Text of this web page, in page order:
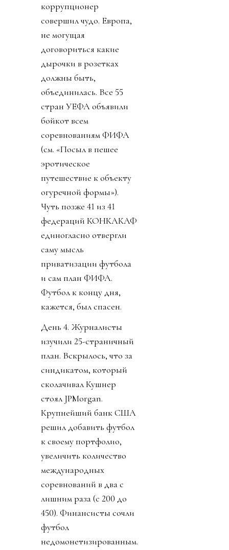
коррупционер
совершил чудо. Европа,
не могущая
договориться какие
дырочки в розетках
должны быть,
объединилась. Все 55
стран УЕФА объявили
бойкот всем
соревнованиям ФИФА
(см. «Посыл в пешее
эротическое
путешествие к объекту
огуречной формы»).
Чуть позже 41 из 41
федераций КОНКАКАФ
единогласно отвергли
саму мысль
приватизации футбола
и сам план ФИФА.
Футбол к концу дня,
кажется, был спасен.
День 4. Журналисты
изучили 25-страничный
план. Вскрылось, что за
синдикатом, который
сколачивал Кушнер
стоял JPMorgan.
Крупнейший банк США
решил добавить футбол
к своему портфолио,
увеличить количество
международных
соревнований в два с
лишним раза (с 200 до
450). Финансисты сочли
футбол
недомонетизированным.